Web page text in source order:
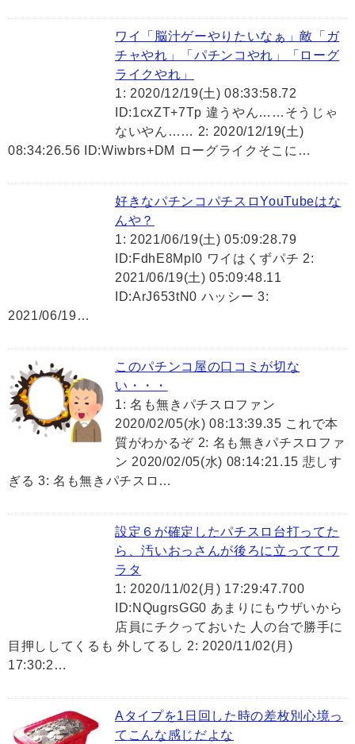
ワイ「脳汁ゲーやりたいなぁ」敵「ガ
チャやれ」「パチンコやれ」「ローグ
ライクやれ」
1: 2020/12/19(土) 08:33:58.72
ID:1cxZT+7Tp 違うやん……そうじゃ
ないやん…… 2: 2020/12/19(土)
08:34:26.56 ID:Wiwbrs+DM ローグライクそこに…
好きなパチンコパチスロYouTubeはな
んや？
1: 2021/06/19(土) 05:09:28.79
ID:FdhE8Mpl0 ワイはくずパチ 2:
2021/06/19(土) 05:09:48.11
ID:ArJ653tN0 ハッシー 3:
2021/06/19…
このパチンコ屋の口コミが切な
い・・・
1: 名も無きパチスロファン
2020/02/05(水) 08:13:39.35 これで本
質がわかるぞ 2: 名も無きパチスロファ
ン 2020/02/05(水) 08:14:21.15 悲しす
ぎる 3: 名も無きパチスロ…
設定６が確定したパチスロ台打ってた
ら、汚いおっさんが後ろに立っててワ
ラタ
1: 2020/11/02(月) 17:29:47.700
ID:NQugrsGG0 あまりにもウザいから
店員にチクっておいた 人の台で勝手に
目押ししてくるも 外してるし 2: 2020/11/02(月)
17:30:2…
Aタイプを1日回した時の差枚別心境っ
てこんな感じだよな